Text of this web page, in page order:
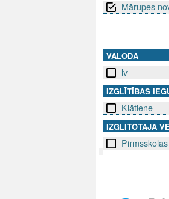
Mārupes
VALODA
lv
IZGLĪTĪBAS
Klātiene
IZGLĪTOTĀJA